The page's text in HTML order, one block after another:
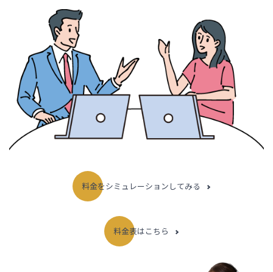
料金をシミュレーションしてみる
料金表はこちら